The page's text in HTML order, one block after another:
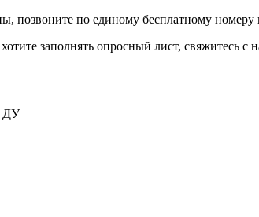
позвоните по единому бесплатному
заполнять опросный лист,